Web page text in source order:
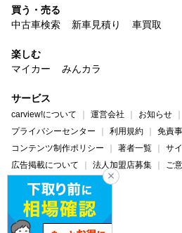
買う・売る
中古車検索
新車見積り 車買取
楽しむ
マイカー
みんカラ
サービス
carview!について 運営会社 お知らせ
プライバシーセンター
利用規約
免責
コンテンツ制作ポリシー
著者一覧
サ
広告掲載について
法人加盟店募集
ご
ヘルプ・お問い合わせ
carview! Yahoo! JAPAN